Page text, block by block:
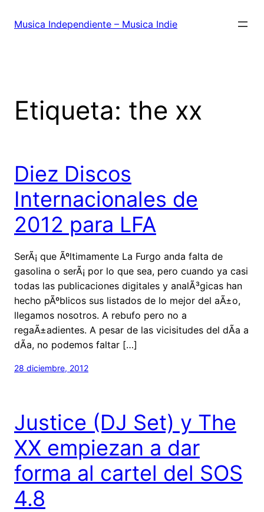
Musica Independiente – Musica Indie
Etiqueta: the xx
Diez Discos
Internacionales de
2012 para LFA
SerÃ¡ que Ãºltimamente La Furgo anda falta de
gasolina o serÃ¡ por lo que sea, pero cuando ya casi
todas las publicaciones digitales y analÃ³gicas han
hecho pÃºblicos sus listados de lo mejor del aÃ±o,
llegamos nosotros. A rebufo pero no a
regaÃ±adientes. A pesar de las vicisitudes del dÃ­a a
dÃ­a, no podemos faltar […]
28 diciembre, 2012
Justice (DJ Set) y The
XX empiezan a dar
forma al cartel del SOS
4.8